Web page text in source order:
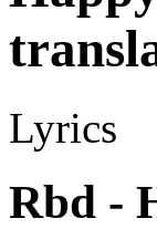
Lyrics
Rbd -